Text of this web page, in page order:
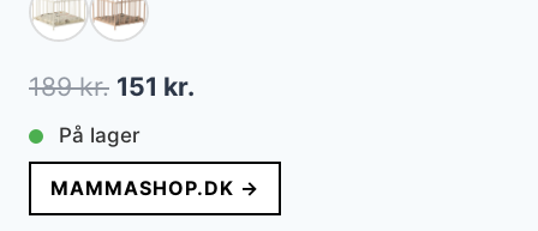
189kr. Den
oprindelige
pris
var:
151 kr.
pris
er:
På lager
MAMMASHOP.DK →